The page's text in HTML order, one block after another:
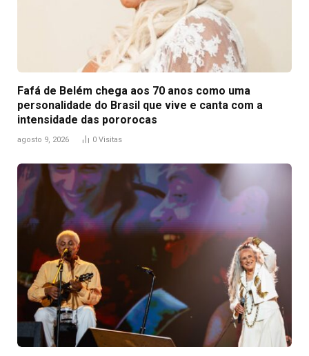
Fafá de Belém chega aos 70 anos como uma
personalidade do Brasil que vive e canta com a
intensidade das pororocas
agosto 9, 2026 0 Visitas